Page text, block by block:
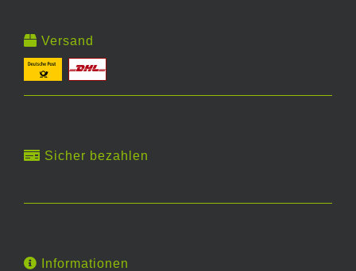
Versand
Sicher bezahlen
Informationen